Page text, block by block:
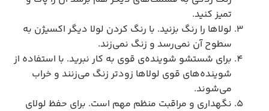
تمیز کنید.
لولاها را رنگ بزنید. با رنگ کردن لولا دیگر اکسیژن به
سطوح آن نمی‌رسد و زنگ نمی‌زند.
برای شستشو شوینده‌ی قوی به کار نبرید. با استفاده از
شوینده‌های قوی لولاها زودتر زنگ می‌زنند و خراب
می‌شوند.
نگهداری و مراقبت منظم مهم است. برای حفظ لولای